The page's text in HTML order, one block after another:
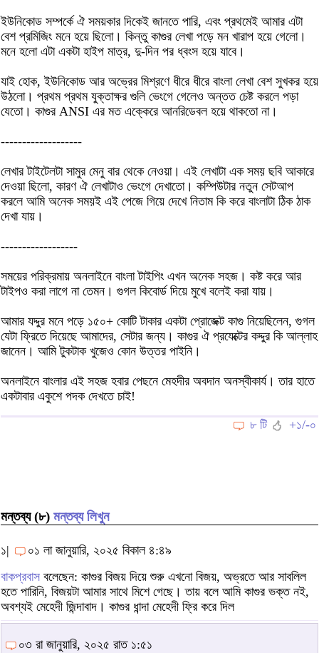
ইউনিকোড সম্পর্কে ঐ সময়কার দিকেই জানতে পারি, এবং প্রথমেই আমার এটা
বেশ প্রমিজিং মনে হয়ে ছিলো। কিন্তু কাগুর লেখা পড়ে মন খারাপ হয়ে গেলো।
মনে হলো এটা একটা হাইপ মাত্র, দু-দিন পর ধ্বংস হয়ে যাবে।
যাই হোক, ইউনিকোড আর অভ্রের মিশ্রণে ধীরে ধীরে বাংলা লেখা বেশ সুখকর হয়ে
উঠলো। প্রথম প্রথম যুক্তাক্ষর গুলি ভেংগে গেলেও অন্তত চেষ্ট করলে পড়া
যেতো। কাগুর ANSI এর মত এক্কেরে আনরিডেবল হয়ে থাকতো না।
-------------------
লেখার টাইটেলটা সামুর মেনু বার থেকে নেওয়া। এই লেখাটা এক সময় ছবি আকারে
দেওয়া ছিলো, কারণ ঐ লেখাটাও ভেংগে দেখাতো। কম্পিউটার নতুন সেটআপ
করলে আমি অনেক সময়ই এই পেজে গিয়ে দেখে নিতাম কি করে বাংলাটা ঠিক ঠাক
দেখা যায়।
------------------
সময়ের পরিক্রমায় অনলাইনে বাংলা টাইপিং এখন অনেক সহজ। কষ্ট করে আর
টাইপও করা লাগে না তেমন। গুগল কিবোর্ড দিয়ে মুখে বলেই করা যায়।
আমার যদ্দুর মনে পড়ে ১৫০+ কোটি টাকার একটা প্রোজেক্ট কাগু নিয়েছিলেন, গুগল
যেটা ফ্রিতে দিয়েছে আমাদের, সেটার জন্য। কাগুর ঐ প্রযেক্টের কদ্দুর কি আল্লাহ
জানেন। আমি টুকটাক খুজেও কোন উত্তর পাইনি।
অনলাইনে বাংলার এই সহজ হবার পেছনে মেহদীর অবদান অনস্বীকার্য। তার হাতে
একটাবার একুশে পদক দেখতে চাই!
৮ টি
+১/-০
মন্তব্য (৮) মন্তব্য লিখুন
১|
০১ লা জানুয়ারি, ২০২৫ বিকাল ৪:৪৯
বাকপ্রবাস বলেছেন: কাগুর বিজয় দিয়ে শুরু এখনো বিজয়, অভ্রতে আর সাবলিল
হতে পারিনি, বিজয়টা আমার সাথে মিশে গেছে। তায় বলে আমি কাগুর ভক্ত নই,
অবশ্যই মেহেদী জিন্দাবাদ। কাগুর ধান্দা মেহেদী ফ্রি করে দিল
০৩ রা জানুয়ারি, ২০২৫ রাত ১:৫১